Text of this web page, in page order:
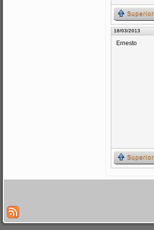
Superior
18/03/2013
Ernesto
Superior